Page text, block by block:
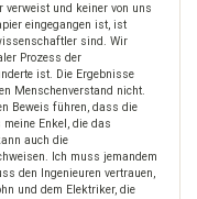
und keiner von uns
eingegangen ist, ist
sind. Wir
Prozess der
ist. Die Ergebnisse
Menschenverstand nicht.
Beweis führen, dass die
Enkel, die das
auch die
Ich muss jemandem
den Ingenieuren vertrauen,
und dem Elektriker, die